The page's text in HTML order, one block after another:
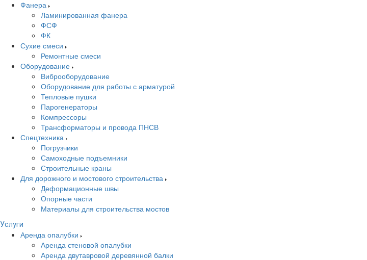
Фанера
Ламинированная фанера
ФСФ
ФК
Сухие смеси
Ремонтные смеси
Оборудование
Виброоборудование
Оборудование для работы с арматурой
Тепловые пушки
Парогенераторы
Компрессоры
Трансформаторы и провода ПНСВ
Спецтехника
Погрузчики
Самоходные подъемники
Строительные краны
Для дорожного и мостового строительства
Деформационные швы
Опорные части
Материалы для строительства мостов
Услуги
Аренда опалубки
Аренда стеновой опалубки
Аренда двутавровой деревянной балки